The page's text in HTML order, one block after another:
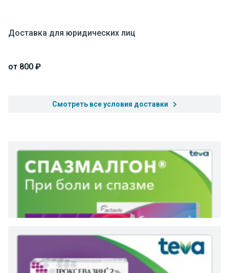
Доставка для юридических лиц
от 800 ₽
Смотреть все условия доставки